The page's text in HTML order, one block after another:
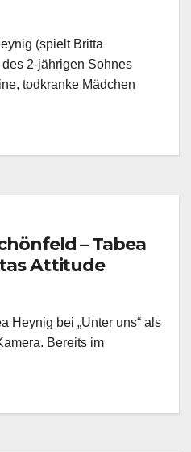
(spielt Britta
2-jährigen Sohnes
todkranke Mädchen
– Tabea
Attitude
Heynig bei „Unter uns“ als
Bereits im